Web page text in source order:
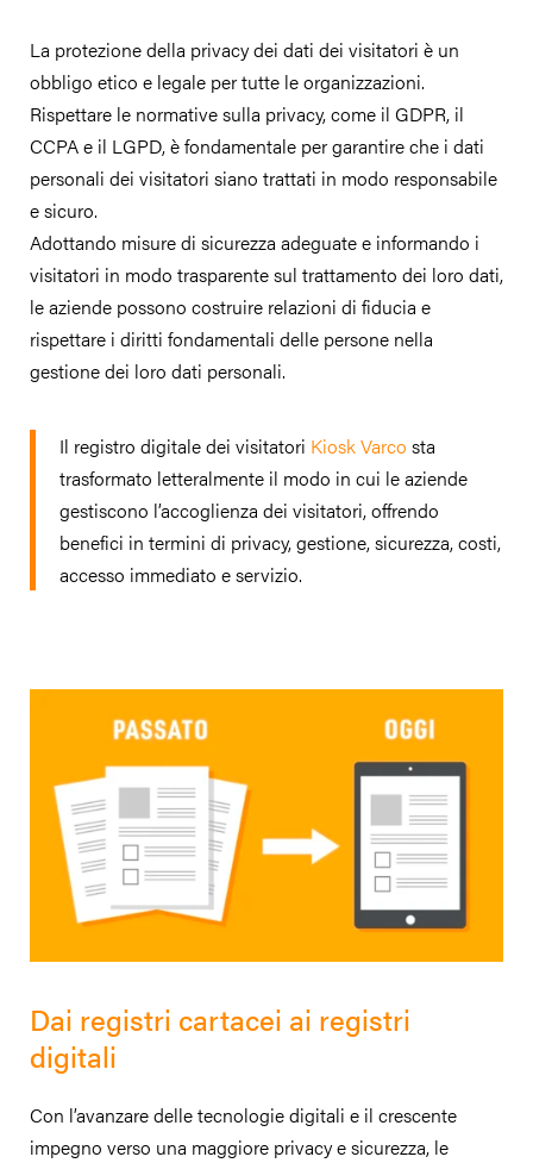
La protezione della privacy dei dati dei visitatori è un
obbligo etico e legale per tutte le organizzazioni.
Rispettare le normative sulla privacy, come il GDPR, il
CCPA e il LGPD, è fondamentale per garantire che i dati
personali dei visitatori siano trattati in modo responsabile
e sicuro.
Adottando misure di sicurezza adeguate e informando i
visitatori in modo trasparente sul trattamento dei loro dati,
le aziende possono costruire relazioni di fiducia e
rispettare i diritti fondamentali delle persone nella
gestione dei loro dati personali.
Il registro digitale dei visitatori Kiosk Varco sta
trasformato letteralmente il modo in cui le aziende
gestiscono l’accoglienza dei visitatori, offrendo
benefici in termini di privacy, gestione, sicurezza, costi,
accesso immediato e servizio.
Dai registri cartacei ai registri
digitali
Con l’avanzare delle tecnologie digitali e il crescente
impegno verso una maggiore privacy e sicurezza, le